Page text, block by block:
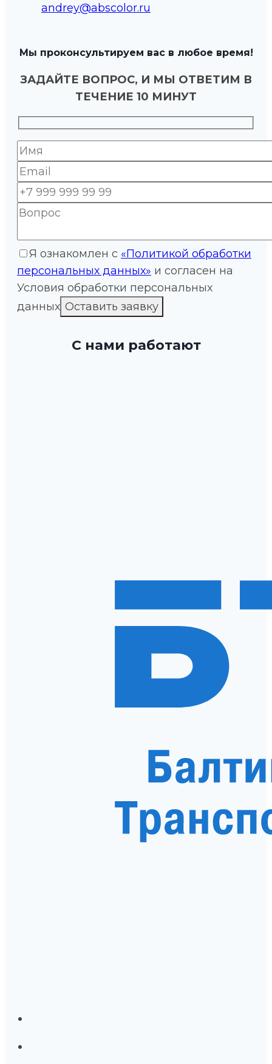
andrey@abscolor.ru
Мы проконсультируем вас в любое время!
ЗАДАЙТЕ ВОПРОС, И МЫ ОТВЕТИМ В
ТЕЧЕНИЕ 10 МИНУТ
Я ознакомлен с «Политикой обработки
персональных данных» и согласен на
Условия обработки персональных
данных
С нами работают